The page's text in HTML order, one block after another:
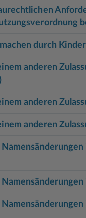
durch
anderen
anderen
anderen